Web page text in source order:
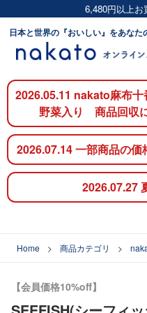
6,480円以上
日本と世界の『おいしい』をあなた
2026.05.11 nakato麻布
野菜入り 商品回収
2026.07.14 一部商品の
2026.07.27
Home 商品カテゴリ
【会員価格10%off】